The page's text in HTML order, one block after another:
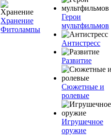
Хранение
Фитолампы
Герои
мультфильмов
Антистресс
Развитие
Сюжетные и
ролевые
Игрушечное
оружие